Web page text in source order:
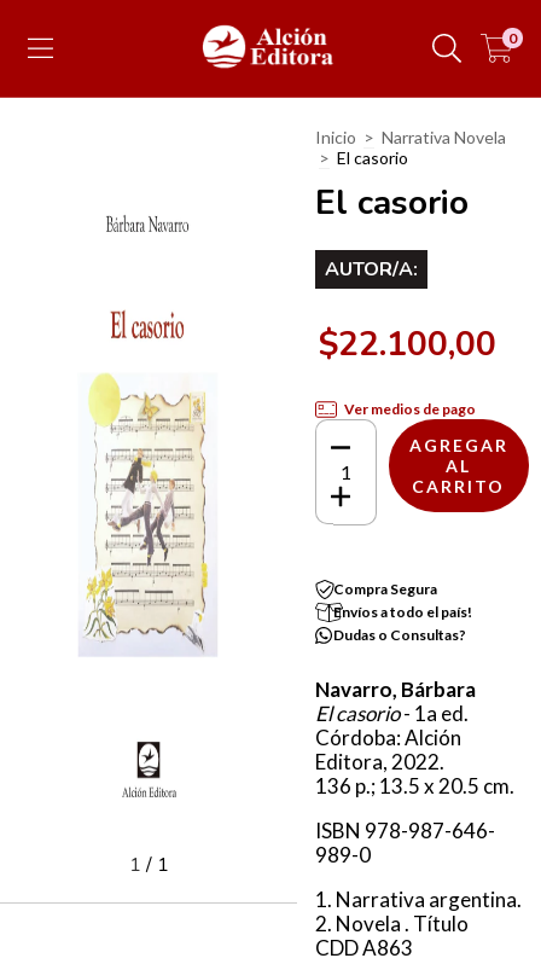
0
1/ 1
Inicio > Narrativa Novela
> El casorio
El casorio
AUTOR/A:
$22.100,00
Ver medios de pago
Compra Segura
Envíos a todo el país!
Dudas o Consultas?
Navarro, Bárbara
El casorio- 1a ed.
Córdoba: Alción
Editora, 2022.
136 p.; 13.5 x 20.5 cm.
ISBN 978-987-646-
989-0
1. Narrativa argentina.
2. Novela . Título
CDD A863